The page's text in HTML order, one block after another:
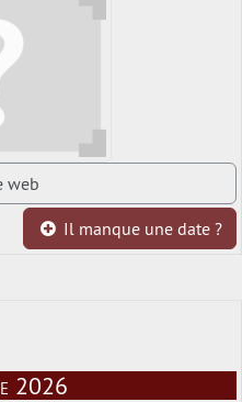
web
Il manque une date ?
2026